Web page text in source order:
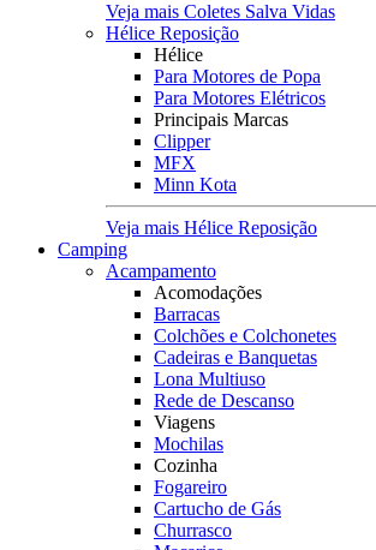
Veja mais Coletes Salva Vidas
Hélice Reposição
Hélice
Para Motores de Popa
Para Motores Elétricos
Principais Marcas
Clipper
MFX
Minn Kota
Veja mais Hélice Reposição
Camping
Acampamento
Acomodações
Barracas
Colchões e Colchonetes
Cadeiras e Banquetas
Lona Multiuso
Rede de Descanso
Viagens
Mochilas
Cozinha
Fogareiro
Cartucho de Gás
Churrasco